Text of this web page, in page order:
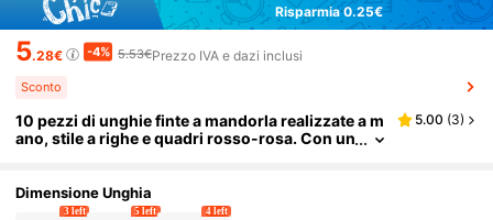
Risparmia 0.25€
5.28€ -4% 5.53€Prezzo IVA e dazi inclusi
Sconto
10 pezzi di unghie finte a mandorla realizzate a m
ano, stile a righe e quadri rosso-rosa. Con un
linee francesi rosse, pois rosa e strisce francesi r
5.00 (3)
Dimensione Unghia
3 left 5 left 4 left